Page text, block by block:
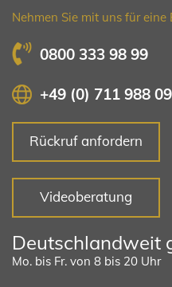
Nehmen Sie mit uns für
0800 333 98 99
+49 (0) 711 988
Rückruf anfordern
Videoberatung
Deutschlandweit
Mo. bis Fr. von 8 bis 20 Uhr